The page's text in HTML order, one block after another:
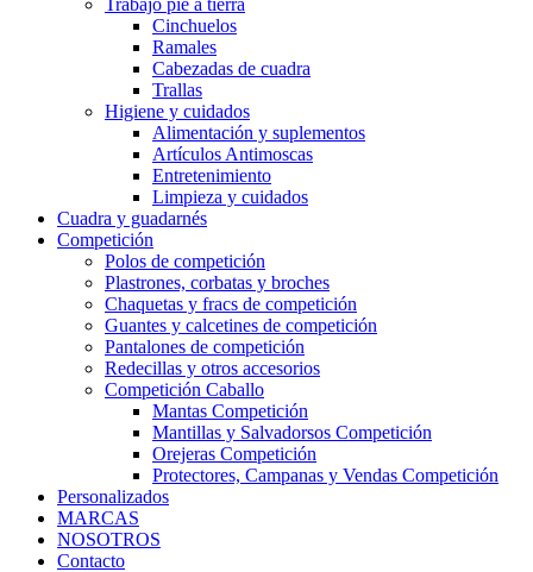
Trabajo pie a tierra
Cinchuelos
Ramales
Cabezadas de cuadra
Trallas
Higiene y cuidados
Alimentación y suplementos
Artículos Antimoscas
Entretenimiento
Limpieza y cuidados
Cuadra y guadarnés
Competición
Polos de competición
Plastrones, corbatas y broches
Chaquetas y fracs de competición
Guantes y calcetines de competición
Pantalones de competición
Redecillas y otros accesorios
Competición Caballo
Mantas Competición
Mantillas y Salvadorsos Competición
Orejeras Competición
Protectores, Campanas y Vendas Competición
Personalizados
MARCAS
NOSOTROS
Contacto